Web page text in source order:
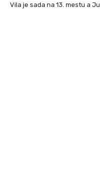
Vila je sada na 13. mestu a